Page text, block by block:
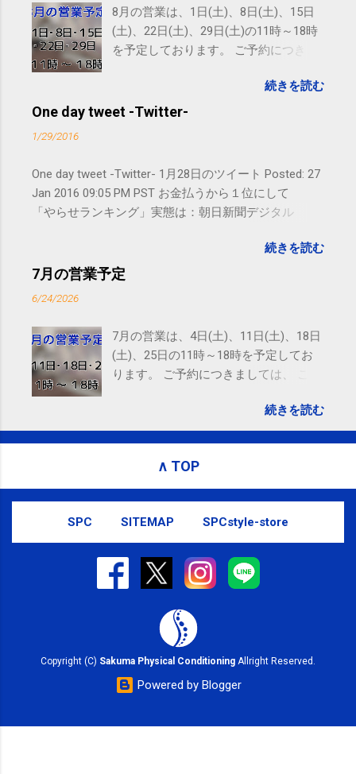
8月の営業は、1日(土)、8日(土)、15日
(土)、22日(土)、29日(土)の11時～18時
を予定しております。 ご予約につきま
す。 電話に出られないことがあります
ので、ご予約、お問い合わせは
続きを読む
One day tweet -Twitter-
1/29/2016
One day tweet -Twitter- 1月28日のツイート Posted: 27
Jan 2016 09:05 PM PST お金払うから１位にして
「やらせランキング」実態は：朝日新聞デジタル
to email updates from サクマフィジカルコンディショ
ニング(@SPCstyle) - Twilog . To stop receiving these
powered by Google Google Inc., 1600 Amphitheatre
Parkway, Mountain View, CA 94043, United States
続きを読む
7月の営業予定
6/24/2026
7月の営業は、4日(土)、11日(土)、18日
(土)、25日の11時～18時を予定してお
ります。 ご予約につきましては、 こち
れないことがありますので、ご予約、
お問い合わせはSMS（ショートメッセ
続きを読む
∧ TOP
SPC SITEMAP SPCstyle-store
Copyright (C) Sakuma Physical Conditioning Allright Reserved.
Powered by Blogger